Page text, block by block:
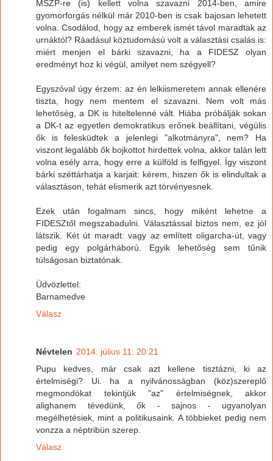
MSZP-re (is) kellett volna szavazni 2014-ben, amire
gyomorforgás nélkül már 2010-ben is csak bajosan lehetett
volna. Csodálod, hogy az emberek ismét távol maradtak az
urnáktól? Ráadásul köztudomású volt a választási csalás is:
miért menjen el bárki szavazni, ha a FIDESZ olyan
eredményt hoz ki végül, amilyet nem szégyell?
Egyszóval úgy érzem: az én lelkiismeretem annak ellenére
tiszta, hogy nem mentem el szavazni. Nem volt más
lehetőség, a DK is hiteltelenné vált. Hiába próbálják sokan
a DK-t az egyetlen demokratikus erőnek beállítani, végülis
ők is felesküdtek a jelenlegi "alkotmányra", nem? Ha
viszont legalább ők bojkottot hirdettek volna, akkor talán lett
volna esély arra, hogy erre a külföld is felfigyel. Így viszont
bárki széttárhatja a karjait: kérem, hiszen ők is elindultak a
választáson, tehát elismerik azt törvényesnek.
Ezek után fogalmam sincs, hogy miként lehetne a
FIDESZtől megszabadulni. Választással biztos nem, ez jól
látszik. Két út maradt: vagy az említett oligarcha-út, vagy
pedig egy polgárháború. Egyik lehetőség sem tűnik
túlságosan biztatónak.
Üdvözlettel:
Barnamedve
Válasz
Névtelen 2014. július 11. 20:21
Pupu kedves, már csak azt kellene tisztázni, ki az
értelmiségi? Ui. ha a nyilvánosságban (köz)szereplő
megmondókat tekintjük "az" értelmiségnek, akkor
alighanem tévedünk, ők - sajnos - ugyanolyan
megélhetésiek, mint a politikusaink. A többieket pedig nem
vonzza a néptribün szerep.
Válasz